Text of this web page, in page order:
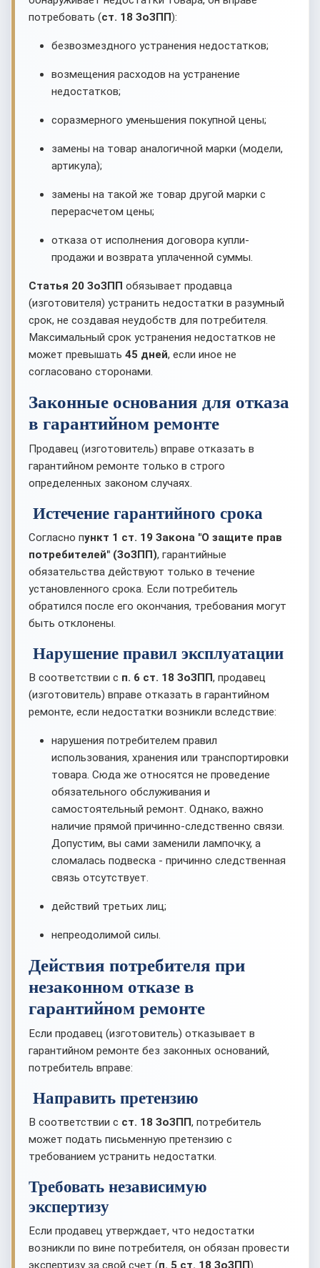
потребовать (ст. 18 ЗоЗПП):
безвозмездного устранения недостатков;
возмещения расходов на устранение
недостатков;
соразмерного уменьшения покупной цены;
замены на товар аналогичной марки (модели,
артикула);
замены на такой же товар другой марки с
перерасчетом цены;
отказа от исполнения договора купли-
продажи и возврата уплаченной суммы.
Статья 20 ЗоЗПП обязывает продавца
(изготовителя) устранить недостатки в разумный
срок, не создавая неудобств для потребителя.
Максимальный срок устранения недостатков не
может превышать 45 дней, если иное не
согласовано сторонами.
Законные основания для отказа
в гарантийном ремонте
Продавец (изготовитель) вправе отказать в
гарантийном ремонте только в строго
определенных законом случаях.
Истечение гарантийного срока
Согласно пункт 1 ст. 19 Закона "О защите прав
потребителей" (ЗоЗПП), гарантийные
обязательства действуют только в течение
установленного срока. Если потребитель
обратился после его окончания, требования могут
быть отклонены.
Нарушение правил эксплуатации
В соответствии с п. 6 ст. 18 ЗоЗПП, продавец
(изготовитель) вправе отказать в гарантийном
ремонте, если недостатки возникли вследствие:
нарушения потребителем правил
использования, хранения или транспортировки
товара. Сюда же относятся не проведение
обязательного обслуживания и
самостоятельный ремонт. Однако, важно
наличие прямой причинно-следственно связи.
Допустим, вы сами заменили лампочку, а
сломалась подвеска - причинно следственная
связь отсутствует.
действий третьих лиц;
непреодолимой силы.
Действия потребителя при
незаконном отказе в
гарантийном ремонте
Если продавец (изготовитель) отказывает в
гарантийном ремонте без законных оснований,
потребитель вправе:
Направить претензию
В соответствии с ст. 18 ЗоЗПП, потребитель
может подать письменную претензию с
требованием устранить недостатки.
Требовать независимую
экспертизу
Если продавец утверждает, что недостатки
возникли по вине потребителя, он обязан провести
экспертизу за свой счет (п. 5 ст. 18 ЗоЗПП).